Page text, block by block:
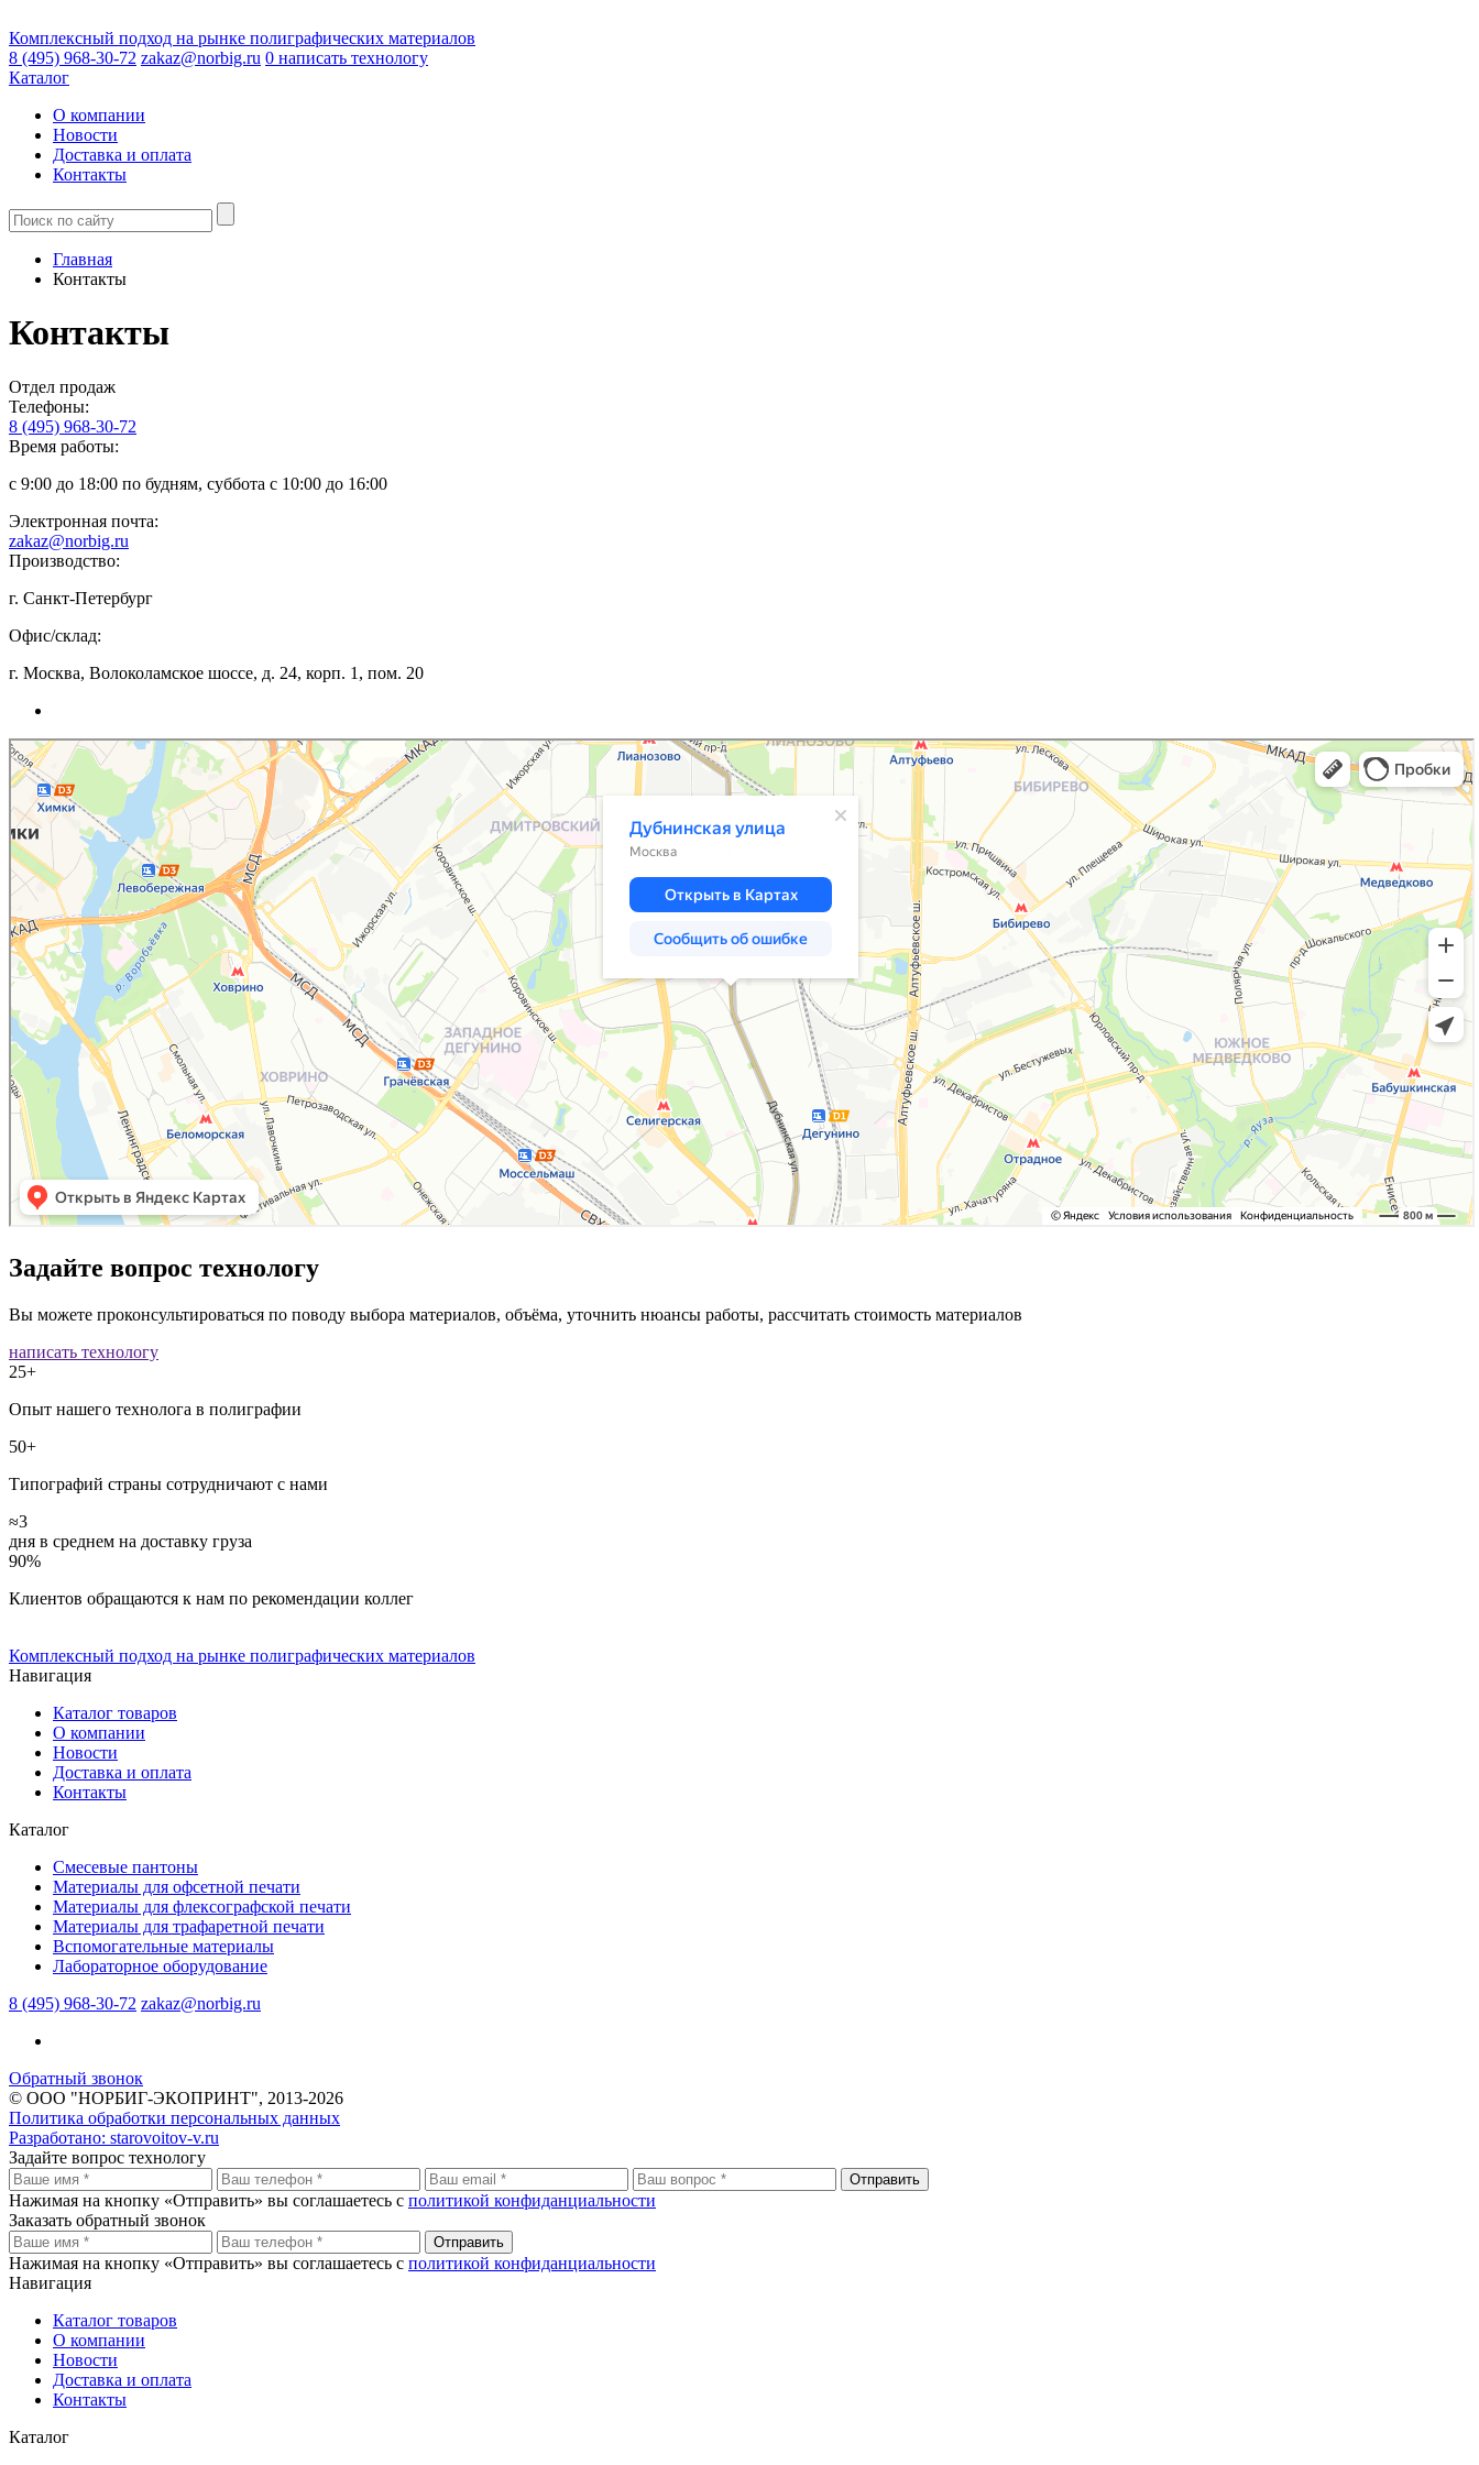
Комплексный подход на рынке полиграфических материалов
8 (495) 968-30-72 zakaz@norbig.ru 0 написать технологу
Каталог
О компании
Новости
Доставка и оплата
Контакты
Главная
Контакты
Контакты
Отдел продаж
Телефоны:
8 (495) 968-30-72
Время работы:
с 9:00 до 18:00 по будням, суббота с 10:00 до 16:00
Электронная почта:
zakaz@norbig.ru
Производство:
г. Санкт-Петербург
Офис/склад:
г. Москва, Волоколамское шоссе, д. 24, корп. 1, пом. 20
Задайте вопрос технологу
Вы можете проконсультироваться по поводу выбора материалов, объёма, уточнить нюансы работы, рассчитать стоимость материалов
написать технологу
25+
Опыт нашего технолога в полиграфии
50+
Типографий страны сотрудничают с нами
≈3
дня в среднем на доставку груза
90%
Клиентов обращаются к нам по рекомендации коллег
Комплексный подход на рынке полиграфических материалов
Навигация
Каталог товаров
О компании
Новости
Доставка и оплата
Контакты
Каталог
Смесевые пантоны
Материалы для офсетной печати
Материалы для флексографской печати
Материалы для трафаретной печати
Вспомогательные материалы
Лабораторное оборудование
8 (495) 968-30-72 zakaz@norbig.ru
Обратный звонок
© ООО "НОРБИГ-ЭКОПРИНТ", 2013-2026
Политика обработки персональных данных
Разработано: starovoitov-v.ru
Задайте вопрос технологу
Отправить
Нажимая на кнопку «Отправить» вы соглашаетесь с политикой конфиданциальности
Заказать обратный звонок
Отправить
Нажимая на кнопку «Отправить» вы соглашаетесь с политикой конфиданциальности
Навигация
Каталог товаров
О компании
Новости
Доставка и оплата
Контакты
Каталог